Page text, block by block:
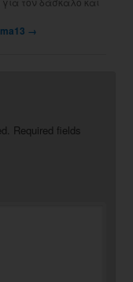
→
Required fields